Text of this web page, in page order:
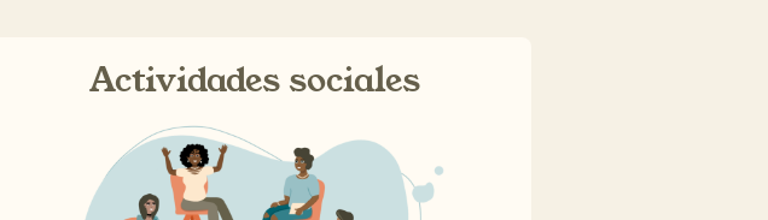
Actividades sociales